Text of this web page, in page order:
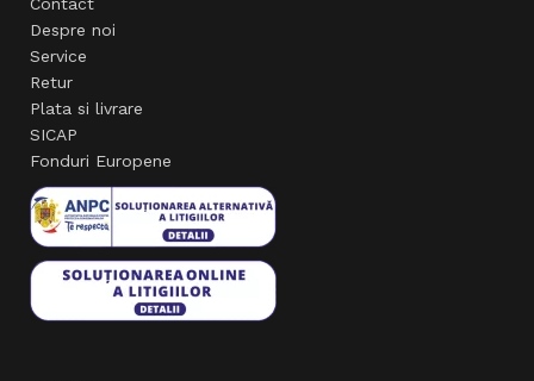
Despre noi
Service
Retur
Plata si livrare
SICAP
Fonduri Europene